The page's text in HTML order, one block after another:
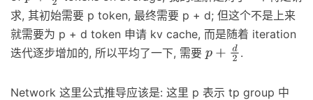
求, 其初始需要 p token, 最终需要 p + d; 但这个不是上来
就需要为 p + d token 申请 kv cache, 而是随着 iteration
迭代逐步增加的, 所以平均了一下, 需要 p +d 2 .
Network 这里公式推导应该是: 这里 p 表示 tp group 中